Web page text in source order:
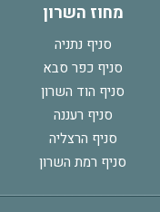
מחוז השרון
סניף נתניה
סניף כפר סבא
סניף הוד השרון
סניף רעננה
סניף הרצליה
סניף רמת השרון